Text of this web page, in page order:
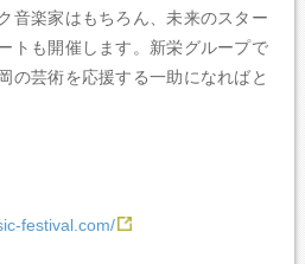
音楽家はもちろん、未来のスター
トも開催します。新栄グループで
の芸術を応援する一助になればと
festival.com/